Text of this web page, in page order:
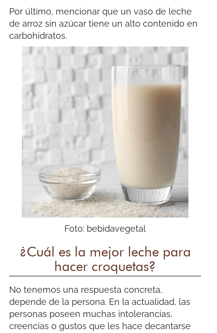
Por último, mencionar que un vaso de leche
de arroz sin azúcar tiene un alto contenido en
carbohidratos.
Foto: bebidavegetal
¿Cuál es la mejor leche para
hacer croquetas?
No tenemos una respuesta concreta,
depende de la persona. En la actualidad, las
personas poseen muchas intolerancias,
creencias o gustos que les hace decantarse